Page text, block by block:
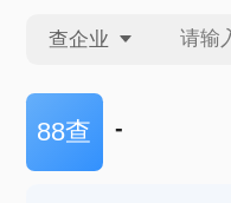
查企业
查企业
88查 -